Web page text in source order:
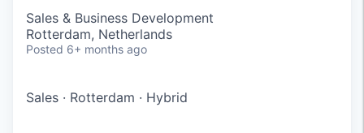
Sales & Business Development
Rotterdam, Netherlands
Posted 6+ months ago
Sales · Rotterdam · Hybrid